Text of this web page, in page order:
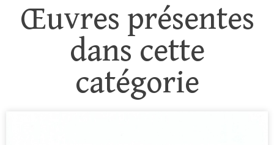
Œuvres présentes
dans cette
catégorie